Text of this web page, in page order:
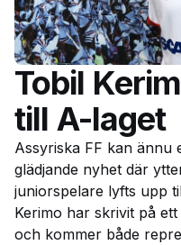
Tobil
till A-laget
Assyriska FF kan ännu
glädjande nyhet där
juniorspelare lyfts upp
Kerimo har skrivit på
och kommer både